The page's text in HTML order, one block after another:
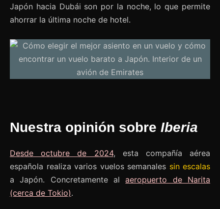
Japón hacia Dubái​ son por la noche, lo que permite
ahorrar la última noche de hotel.
Nuestra opinión sobre Iberia
Desde octubre de 2024, esta compañía aérea
española realiza varios vuelos semanales sin escalas
a Japón. Concretamente alaeropuerto de Narita
(cerca de Tokio).